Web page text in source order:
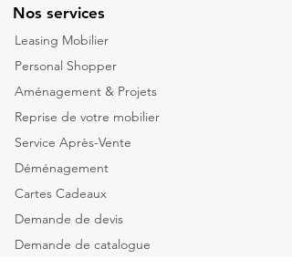
Nos services
Leasing Mobilier
Personal Shopper
Aménagement & Projets
Reprise de votre mobilier
Service Après-Vente
Déménagement
Cartes Cadeaux
Demande de devis
Demande de catalogue